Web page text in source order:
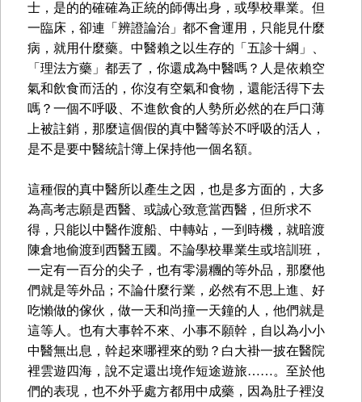
士，是的的確確為正統的師傳出身，或學校畢業。但
一臨床，卻連「辨證論治」都不會運用，只能見什麼
病，就用什麼藥。中醫賴之以生存的「五診十綱」、
「理法方藥」都丟了，你還成為中醫嗎？人是依賴空
氣和飲食而活的，你沒有空氣和食物，還能活得下去
嗎？一個不呼吸、不進飲食的人勢所必然的在戶口薄
上被註銷，那麼這個假的真中醫等於不呼吸的活人，
是不是要中醫統計簿上保持他一個名額。
這種假的真中醫所以產生之因，也是多方面的，大多
為高考志願是西醫、或誠心致意當西醫，但所求不
得，只能以中醫作渡船、中轉站，一到時機，就暗渡
陳倉地偷渡到西醫五國。不論學校畢業生或培訓班，
一定有一百分的尖子，也有零湯糰的等外品，那麼他
們就是等外品；不論什麼行業，必然有不思上進、好
吃懶做的傢伙，做一天和尚撞一天鐘的人，他們就是
這等人。也有大事幹不來、小事不願幹，自以為小小
中醫無出息，幹起來哪裡來的勁？白大褂一披在醫院
裡雲遊四海，說不定還出境作短途遊旅……。至於他
們的表現，也不外乎處方都用中成藥，因為肚子裡沒